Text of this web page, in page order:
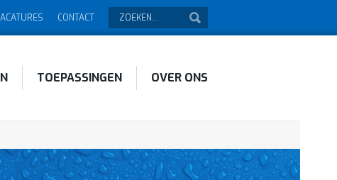
CONTACT
TOEPASSINGEN OVER ONS